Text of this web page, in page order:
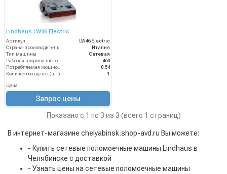
Lindhaus LW46 Electric
Артикул
LW46 Electric
Страна-производитель
Италия
Тип машины
Сетевая
Рабочая ширина щеток (мм)
460
Потребляемая мощность (кВт)
0.54
Количество щеток (шт)
1
Цена
Запрос цены
Показано с 1 по 3 из 3 (всего 1 страниц)
В интернет-магазине chelyabinsk.shop-avd.ru Вы можете:
- Купить сетевые поломоечные машины Lindhaus в
Челябинске с доставкой
- Узнать цены на сетевые поломоечные машины